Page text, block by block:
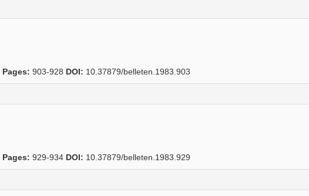
Pages: 903-928 DOI: 10.37879/belleten.1983.903
Pages: 929-934 DOI: 10.37879/belleten.1983.929